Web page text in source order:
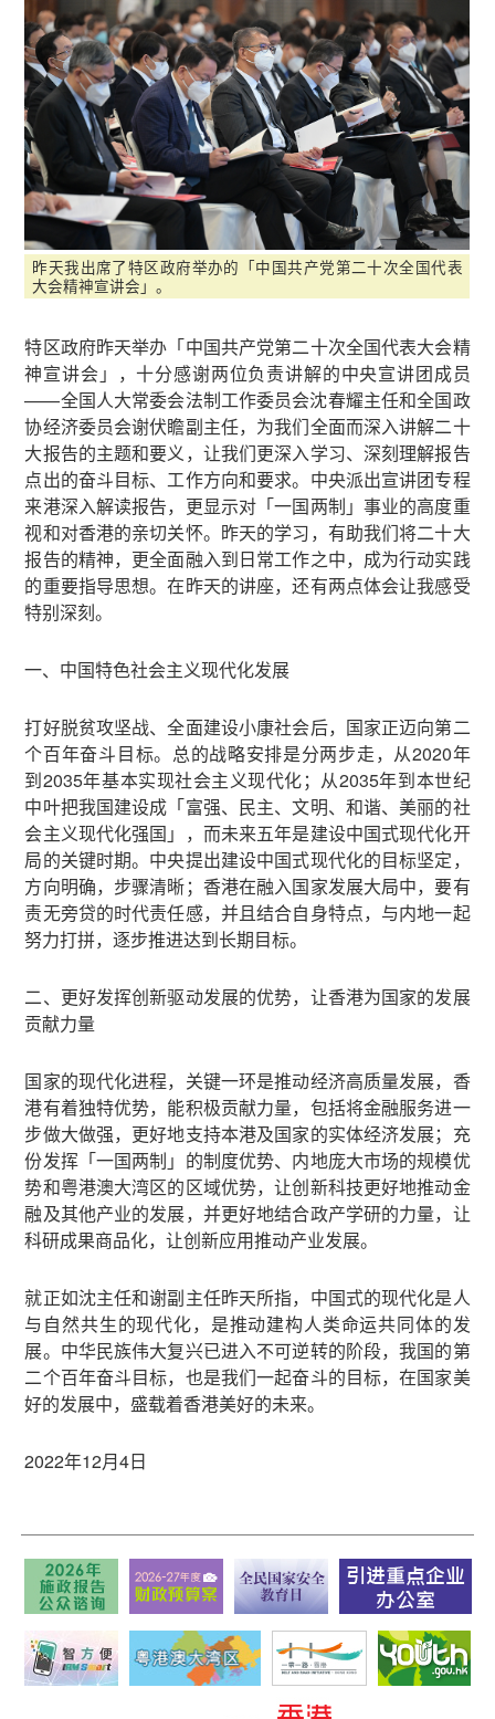
昨天我出席了特区政府举办的「中国共产党第二十次全国代表
大会精神宣讲会」。
特区政府昨天举办「中国共产党第二十次全国代表大会精
神宣讲会」，十分感谢两位负责讲解的中央宣讲团成员
——全国人大常委会法制工作委员会沈春耀主任和全国政
协经济委员会谢伏瞻副主任，为我们全面而深入讲解二十
大报告的主题和要义，让我们更深入学习、深刻理解报告
点出的奋斗目标、工作方向和要求。中央派出宣讲团专程
来港深入解读报告，更显示对「一国两制」事业的高度重
视和对香港的亲切关怀。昨天的学习，有助我们将二十大
报告的精神，更全面融入到日常工作之中，成为行动实践
的重要指导思想。在昨天的讲座，还有两点体会让我感受
特别深刻。
一、中国特色社会主义现代化发展
打好脱贫攻坚战、全面建设小康社会后，国家正迈向第二
个百年奋斗目标。总的战略安排是分两步走，从2020年
到2035年基本实现社会主义现代化；从2035年到本世纪
中叶把我国建设成「富强、民主、文明、和谐、美丽的社
会主义现代化强国」，而未来五年是建设中国式现代化开
局的关键时期。中央提出建设中国式现代化的目标坚定，
方向明确，步骤清晰；香港在融入国家发展大局中，要有
责无旁贷的时代责任感，并且结合自身特点，与内地一起
努力打拼，逐步推进达到长期目标。
二、更好发挥创新驱动发展的优势，让香港为国家的发展
贡献力量
国家的现代化进程，关键一环是推动经济高质量发展，香
港有着独特优势，能积极贡献力量，包括将金融服务进一
步做大做强，更好地支持本港及国家的实体经济发展；充
份发挥「一国两制」的制度优势、内地庞大市场的规模优
势和粤港澳大湾区的区域优势，让创新科技更好地推动金
融及其他产业的发展，并更好地结合政产学研的力量，让
科研成果商品化，让创新应用推动产业发展。
就正如沈主任和谢副主任昨天所指，中国式的现代化是人
与自然共生的现代化，是推动建构人类命运共同体的发
展。中华民族伟大复兴已进入不可逆转的阶段，我国的第
二个百年奋斗目标，也是我们一起奋斗的目标，在国家美
好的发展中，盛载着香港美好的未来。
2022年12月4日